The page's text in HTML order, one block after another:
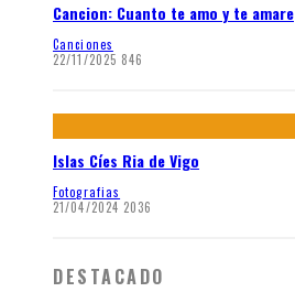
Cancion: Cuanto te amo y te amare
Canciones
22/11/2025 846
Islas Cíes Ria de Vigo
Fotografias
21/04/2024 2036
DESTACADO